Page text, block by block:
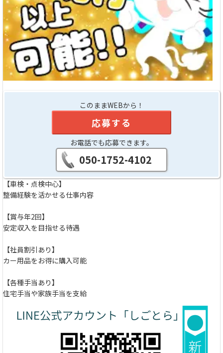
このままWEBから！
応募する
お電話でも応募できます。
050-1752-4102
【車検・点検中心】
整備経験を活かせる仕事内容
【賞与年2回】
安定収入を目指せる待遇
【社員割引あり】
カー用品をお得に購入可能
【各種手当あり】
住宅手当や家族手当を支給